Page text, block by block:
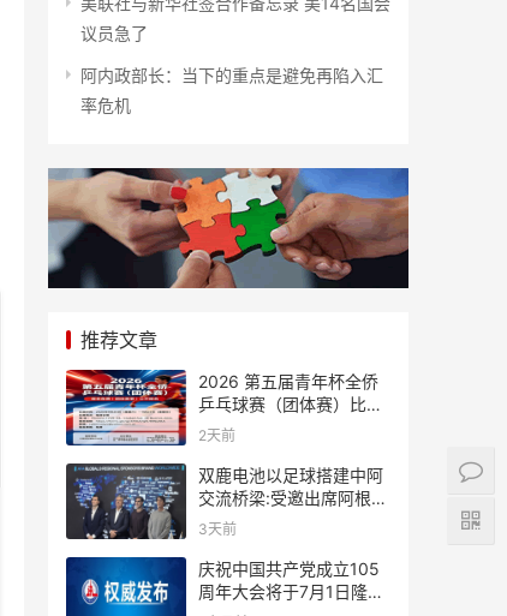
议员急了
阿内政部长：当下的重点是避免再陷入汇
率危机
推荐文章
2026 第五届青年杯全侨
乒乓球赛（团体赛）比赛
规则
2天前
双鹿电池以足球搭建中阿
交流桥梁:受邀出席阿根廷
足协赞助商招待会！
3天前
庆祝中国共产党成立105
周年大会将于7月1日隆重